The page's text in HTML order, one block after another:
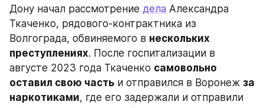
Дону начал рассмотрение дела Александра
Ткаченко, рядового-контрактника из
Волгограда, обвиняемого в нескольких
преступлениях. После госпитализации в
августе 2023 года Ткаченко самовольно
оставил свою часть и отправился в Воронеж за
наркотиками, где его задержали и отправили